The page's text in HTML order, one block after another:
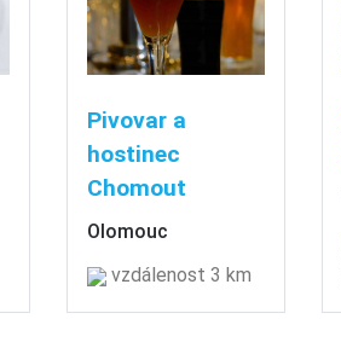
Pivovar a
hostinec
Chomout
Olomouc
vzdálenost 3 km